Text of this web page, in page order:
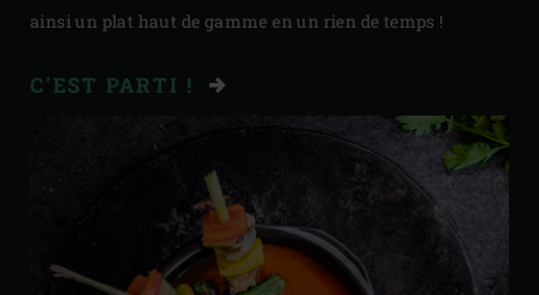
ainsi un plat haut de gamme en un rien de temps !
C'EST PARTI !